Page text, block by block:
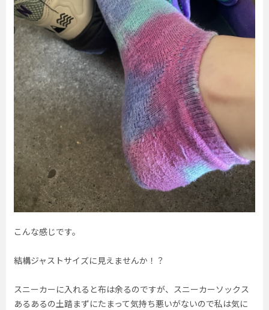
こんな感じです。
結構ジャストサイズに見えませんか！？
スニーカーに入れると布は余るのですが、スニーカーソックス
あるあるの土踏まずにたまって気持ち悪いがないので私は気に